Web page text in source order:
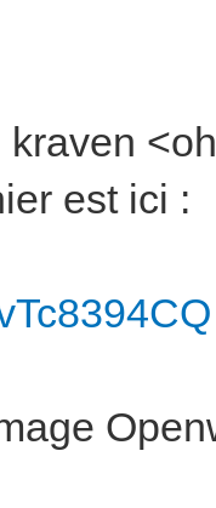
est ici :